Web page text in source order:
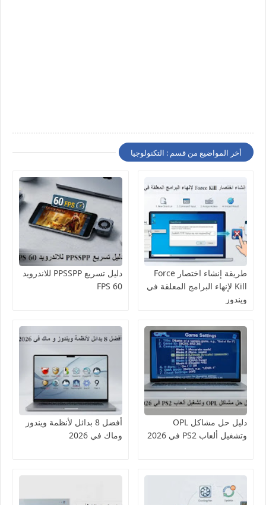
أخر المواضيع من قسم : التكنولوجيا
طريقة إنشاء اختصار Force
Kill لإنهاء البرامج المعلقة في
ويندوز
دليل تسريع PPSSPP للاندرويد
60 FPS
دليل حل مشاكل OPL
وتشغيل ألعاب PS2 في 2026
أفضل 8 بدائل لأنظمة ويندوز
وماك في 2026